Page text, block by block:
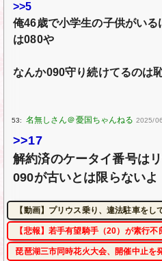
>>5
俺46歳で小学生の子供がい
は080や
なんか090守り続けてるのは
53: 2025/
>>17
解約済のケータイ番号は
090が古いとは限らないよ
【動画】プリウス乗り、違法駐車をし
【悲報】若手有望騎手（20）が素行
琵琶湖三市同時花火大会、開催中止